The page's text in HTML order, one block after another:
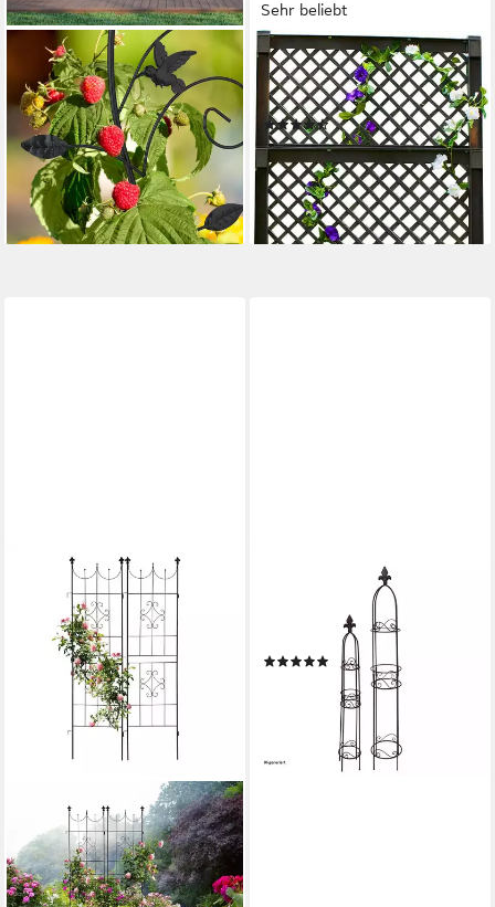
RELAXDAYS
Rankhilfe Blumendesig, 1 St., 1
Stück, 1er Pack
ab 11,99 € UVP29,99 €
-60%
lieferbar - in 2-3 Werktagen bei dir
Sehr beliebt
KHW
Spalier, mit Erdspießen,
BxTxH: 100x6x140 cm
(24)
49,99 € UVP69,00 €
nur diesen Monat
-28%
lieferbar - in 3-4 Werktagen bei dir
Rankhilfe Rankgitter 2er Set
Celia Set, 2 St., 2 Rankgitter,
Rankhilfe Spalier
(2)
UVP 34,90 €
lieferbar - in 3-4 Werktagen bei dir